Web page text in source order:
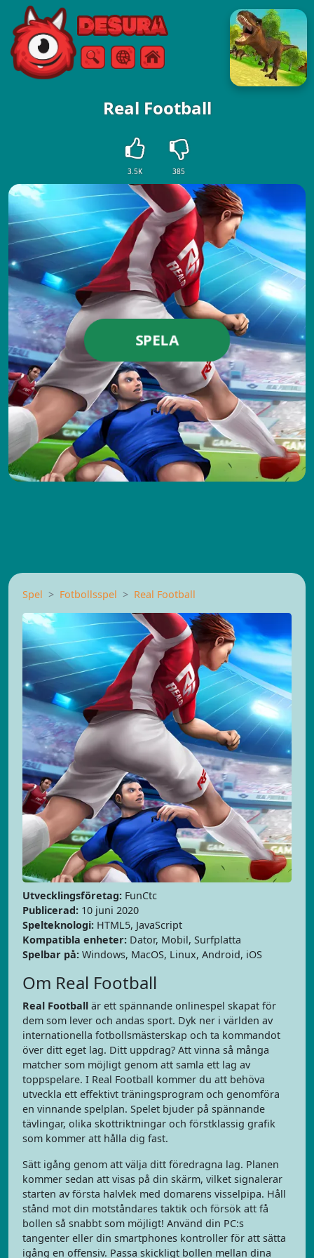
Free Online Games
Sök Meny
Real Football
3.5K 385
SPELA
Spel Fotbollsspel Real Football
Utvecklingsföretag: FunCtc
Publicerad: 10 juni 2020
Spelteknologi: HTML5, JavaScript
Kompatibla enheter: Dator, Mobil, Surfplatta
Spelbar på: Windows, MacOS, Linux, Android, iOS
Om Real Football
Real Football är ett spännande onlinespel skapat för
dem som lever och andas sport. Dyk ner i världen av
internationella fotbollsmästerskap och ta kommandot
över ditt eget lag. Ditt uppdrag? Att vinna så många
matcher som möjligt genom att samla ett lag av
toppspelare. I Real Football kommer du att behöva
utveckla ett effektivt träningsprogram och genomföra
en vinnande spelplan. Spelet bjuder på spännande
tävlingar, olika skottriktningar och förstklassig grafik
som kommer att hålla dig fast.
Sätt igång genom att välja ditt föredragna lag. Planen
kommer sedan att visas på din skärm, vilket signalerar
starten av första halvlek med domarens visselpipa. Håll
stånd mot din motståndares taktik och försök att få
bollen så snabbt som möjligt! Använd din PC:s
tangenter eller din smartphones kontroller för att sätta
igång en offensiv. Passa skickligt bollen mellan dina